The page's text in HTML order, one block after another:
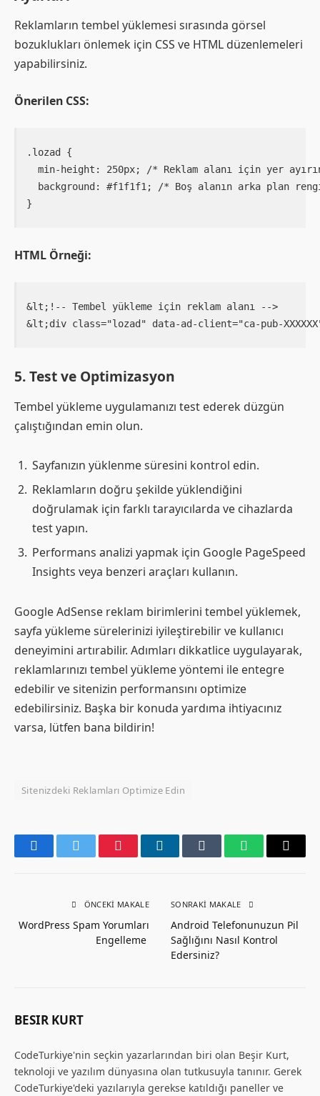
Reklamların tembel yüklemesi sırasında görsel
bozuklukları önlemek için CSS ve HTML düzenlemeleri
yapabilirsiniz.
Önerilen CSS:
.lozad {
min-height: 250px; /* Reklam alanı için yer
background: #f1f1f1; /* Boş alanın arka plan
HTML Örneği:
&lt;!-- Tembel yükleme için reklam alanı -->
5.Test ve Optimizasyon
Tembel yükleme uygulamanızı test ederek düzgün
çalıştığından emin olun.
Sayfanızın yüklenme süresini kontrol edin.
Reklamların doğru şekilde yüklendiğini
doğrulamak için farklı tarayıcılarda ve cihazlarda
test yapın.
Performans analizi yapmak için Google PageSpeed
Insights veya benzeri araçları kullanın.
Google AdSense reklam birimlerini tembel yüklemek,
sayfa yükleme sürelerinizi iyileştirebilir ve kullanıcı
deneyimini artırabilir. Adımları dikkatlice uygulayarak,
reklamlarınızı tembel yükleme yöntemi ile entegre
edebilir ve sitenizin performansını optimize
edebilirsiniz. Başka bir konuda yardıma ihtiyacınız
varsa, lütfen bana bildirin!
Sitenizdeki Reklamları Optimize Edin
FacebookTwitter PinterestLinkedInTumblr WhatsAppEmail
ÖNCEKI MAKALE
WordPress Spam Yorumları
Engelleme
SONRAKI MAKALE
Android Telefonunuzun Pil
Sağlığını Nasıl Kontrol
Edersiniz?
BESIR KURT
CodeTurkiye'nin seçkin yazarlarından biri olan Beşir Kurt,
teknoloji ve yazılım dünyasına olan tutkusuyla tanınır. Gerek
CodeTurkiye'deki yazılarıyla gerekse katıldığı paneller ve